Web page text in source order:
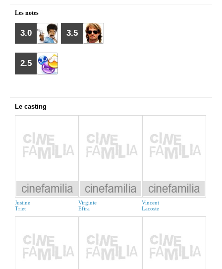
Les notes
3.0 3.5
2.5
Le casting
Justine
Triet
Virginie
Efira
Vincent
Lacoste